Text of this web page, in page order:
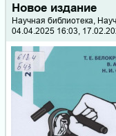
Новое издание
Научная библиотека,
04.04.2025 16:03,